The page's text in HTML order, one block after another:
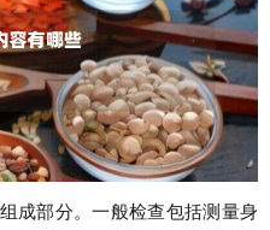
成部分。一般检查包括测量身